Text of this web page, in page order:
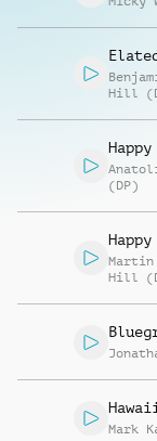
Hill
(DP)
Hill
Mark